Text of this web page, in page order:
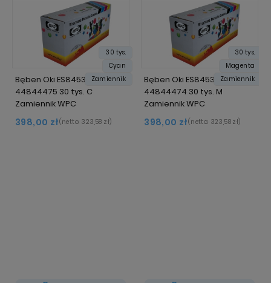
30 tys.
Cyan
Zamiennik
Bęben Oki ES8453 / ES8473
44844475 30 tys. C
Zamiennik WPC
398,00 zł(netto: 323,58 zł)
30 tys.
Magenta
Zamiennik
Bęben Oki ES8453 / ES8473
44844474 30 tys. M
Zamiennik WPC
398,00 zł(netto: 323,58 zł)